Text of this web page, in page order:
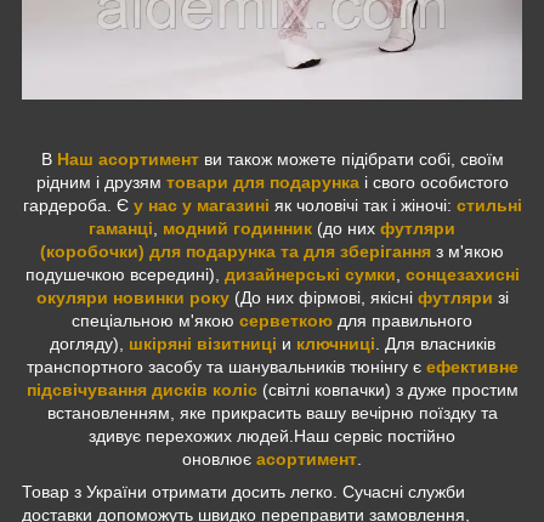
В Наш асортиментви також можете підібрати собі, своїм
рідним і друзям товари для подарункаі свого особистого
гардероба. Є у нас у магазині як чоловічі так і жіночі: стильні
гаманці, модний годинник (до них футляри
(коробочки) для подарунка та для зберігання з м'якою
подушечкою всередині), дизайнерські сумки, сонцезахисні
окуляри новинки року(До них фірмові, якісні футляри зі
спеціальною м'якою серветкою для правильного
догляду), шкіряні візитниці и ключниці. Для власників
транспортного засобу та шанувальників тюнінгу є ефективне
підсвічування дисків коліс(світлі ковпачки) з дуже простим
встановленням, яке прикрасить вашу вечірню поїздку та
здивує перехожих людей.Наш сервіс постійно
оновлює асортимент.
Товар з України отримати досить легко. Сучасні служби
доставки допоможуть швидко переправити замовлення,